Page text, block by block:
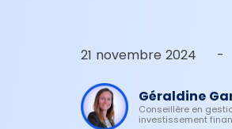
21 novembre 2024 -
Géraldine
Conseillère en
investissement